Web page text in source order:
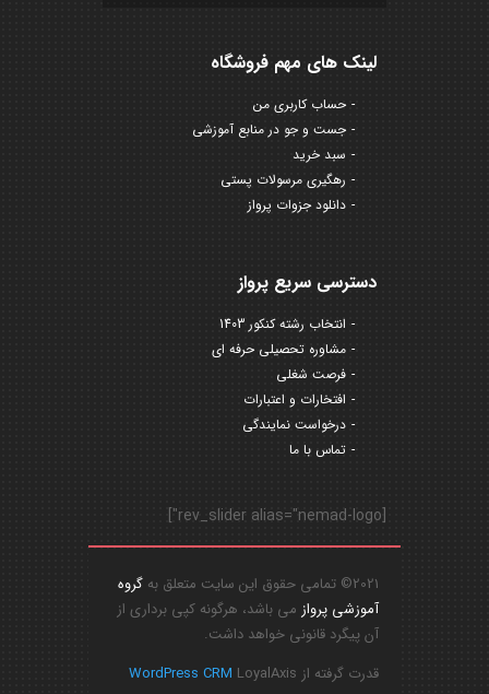
لینک های مهم فروشگاه
حساب کاربری من
جست و جو در منابع آموزشی
سبد خرید
رهگیری مرسولات پستی
دانلود جزوات پرواز
دسترسی سریع پرواز
انتخاب رشته کنکور 1403
مشاوره تحصیلی حرفه ای
فرصت شغلی
افتخارات و اعتبارات
درخواست نمایندگی
تماس با ما
[rev_slider alias="nemad-logo"]
2021© تمامی حقوق این سایت متعلق به
گروه
آموزشی پرواز می باشد، هرگونه کپی برداری از
آن پیگرد قانونی خواهد داشت.
قدرت گرفته از
WordPress CRM LoyalAxis